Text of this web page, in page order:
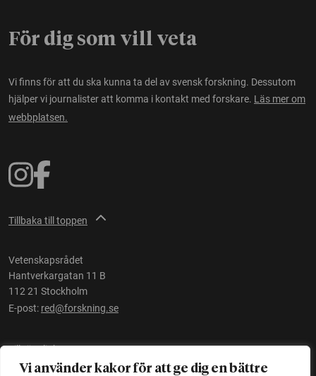
Vi använder kakor för att ge dig en bättre
För dig som vill veta
Vi finns för att du ska kunna ta del av svensk forskning. Dessutom
hjälper vi journalister att komma i kontakt med forskare. Läs mer om
webbplatsen.
Tillbaka till toppen
Vetenskapsrådet
Hantverkargatan 11 B
112 21 Stockholm
E-post: red@forskning.se
Tillgänglighet